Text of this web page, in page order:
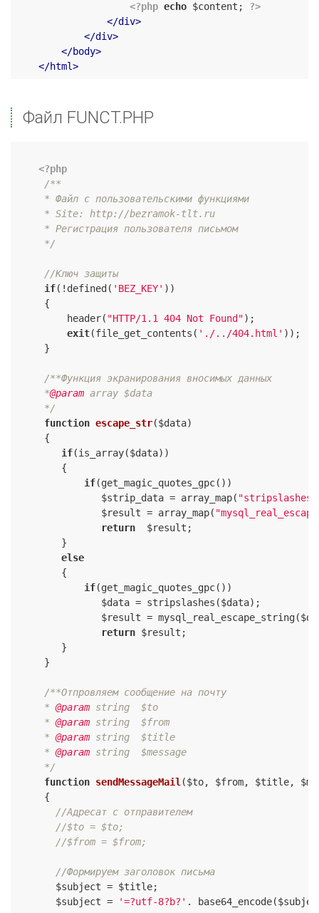
<?php echo $content; ?>
</div>
</div>
</body>
</html>
Файл FUNCT.PHP
<?php
/**
     * Файл с пользовательскими функциями
     * Site: http://bezramok-tlt.ru
     * Регистрация пользователя письмом
     */
//Ключ защиты
if(!defined( 'BEZ_KEY' ))
     {
         header(
"HTTP/1.1 404 Not Found");
exit(file_get_contents( './../404.html' ));
     }
/**Функция экранирования вносимых данных
     *
@param array $data
     */
function escape_str($data)
{
if(is_array($data))
        {
if(get_magic_quotes_gpc())
               $strip_data = array_map(
"stripslashes"
               $result = array_map(
return
  $result;
        }
else
        {
if(get_magic_quotes_gpc())
               $data = stripslashes($data);
$result =
return $result;
        }
     }
/**Отпровляем сообщение на почту
     *
@param string  $to
     *
@param string  $from
     *
@param string  $title
     *
@param string  $message
     */
function sendMessageMail ($to, $from, $title,
{
//Адресат с отправителем
//$to = $to;
//$from = $from;
//Формируем заголовок письма
       $subject = $title;
       $subject =
'=?utf-8?b?' .